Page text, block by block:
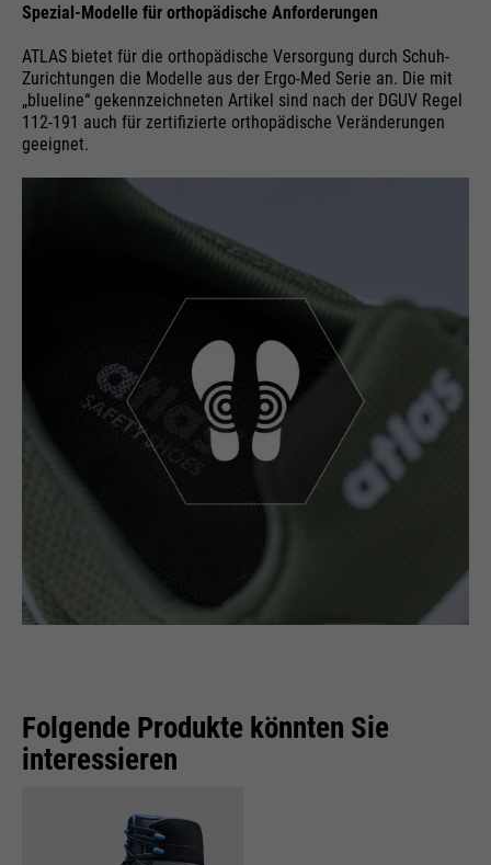
Spezial-Modelle für orthopädische Anforderungen
ATLAS bietet für die orthopädische Versorgung durch Schuh-
Zurichtungen die Modelle aus der Ergo-Med Serie an. Die mit
„blueline“ gekennzeichneten Artikel sind nach der DGUV Regel
112-191 auch für zertifizierte orthopädische Veränderungen
geeignet.
Folgende Produkte könnten Sie
interessieren